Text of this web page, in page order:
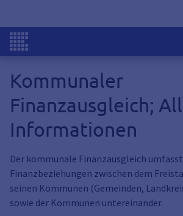
Kommunaler
Finanzausgleich;
Informationen
Der kommunale Finanzausgleich
Finanzbeziehungen zwischen dem
seinen Kommunen (Gemeinden,
sowie der Kommunen untereinander.